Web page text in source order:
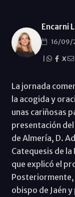
Encarni
16/09/
X
La jornada
la acogida y
unas cariñosas
presentación
de Almería, D.
Catequesis de
que explicó el
Posteriormente,
obispo de Jaén